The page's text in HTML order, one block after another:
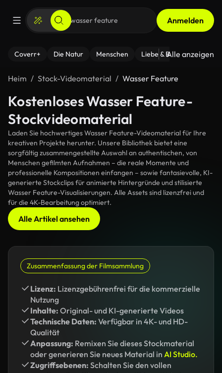
Anmelden
Coverr+ Die Natur Menschen Liebe & Beziehungen
Alle anzeigen
Heim Stock-Videomaterial Wasser Feature
Kostenloses Wasser Feature-
Stockvideomaterial
Laden Sie hochwertiges Wasser Feature-Videomaterial für Ihre
kreativen Projekte herunter. Unsere Bibliothek bietet eine
sorgfältig zusammengestellte Auswahl an authentischen, von
Menschen gefilmten Aufnahmen – die reale Momente und
professionelle Kompositionen einfangen – sowie fantasievolle, KI-
generierte Stockclips für animierte Hintergründe und stilisierte
Wasser Feature-Visualisierungen. Alle Assets sind lizenzfrei und
für die 4K-Bearbeitung optimiert.
Alle Artikel ansehen
Zusammenfassung der Filmsammlung
Lizenz: Lizenzgebührenfrei für die kommerzielle
Nutzung
Inhalte: Original- und KI-generierte Videos
Technische Daten: Verfügbar in 4K- und HD-
Qualität
Anpassung: Remixen Sie dieses Stockmaterial
oder generieren Sie neues Material in AI Studio.
Zugriffsebenen: Schalten Sie den vollen